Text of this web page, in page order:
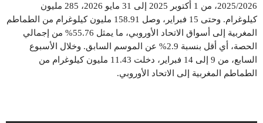
2025/2026، من 1 أكتوبر 2025 إلى 31 مايو 2026، 285 مليون
كيلوغرام. وحتى 15 فبراير، وصل 158.91 مليون كيلوغرام من الطماطم
المغربية إلى أسواق الاتحاد الأوروبي، ما يمثل 55.76% من إجمالي
الحصة، أي أقل بنسبة 2.9% عن الموسم السابق. وخلال الأسبوع
السابع، من 9 إلى 14 فبراير، دخلت 11.43 مليون كيلوغرام من
الطماطم المغربية إلى الاتحاد الأوروبي.